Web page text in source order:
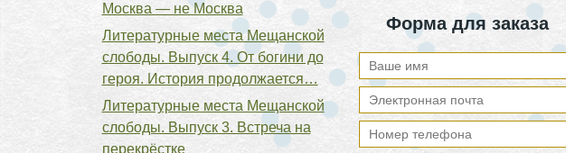
Форма для заказа
Москва — не Москва
Литературные места Мещанской
слободы. Выпуск 4. От богини до
героя. История продолжается…
Литературные места Мещанской
слободы. Выпуск 3. Встреча на
перекрёстке